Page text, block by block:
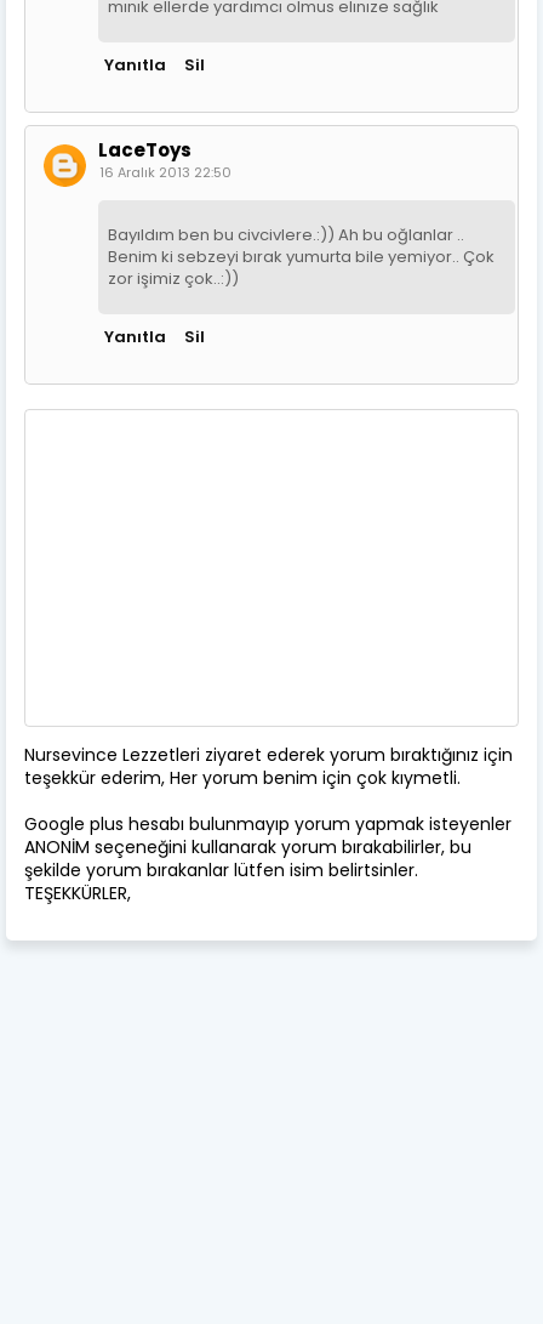
mınık ellerde yardımcı olmus elınıze sağlık
Yanıtla Sil
LaceToys
16 Aralık 2013 22:50
Bayıldım ben bu civcivlere.:)) Ah bu oğlanlar ..
Benim ki sebzeyi bırak yumurta bile yemiyor.. Çok
zor işimiz çok..:))
Yanıtla Sil
Nursevince Lezzetleri ziyaret ederek yorum bıraktığınız için
teşekkür ederim, Her yorum benim için çok kıymetli.
Google plus hesabı bulunmayıp yorum yapmak isteyenler
ANONİM seçeneğini kullanarak yorum bırakabilirler, bu
şekilde yorum bırakanlar lütfen isim belirtsinler.
TEŞEKKÜRLER,